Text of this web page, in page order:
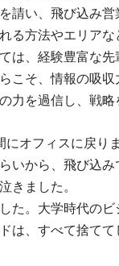
請い、飛び込み
る方法やエリアな
、経験豊富な先
こそ、情報の吸
力を過信し、戦略
オフィスに戻り
いから、飛び込
きました。
た。大学時代の
は、すべて捨て